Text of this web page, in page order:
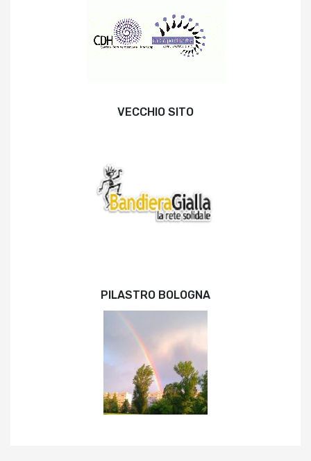
VECCHIO SITO
PILASTRO BOLOGNA